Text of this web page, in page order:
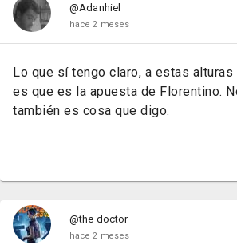
@Adanhiel
hace 2 meses
Lo que sí tengo claro, a estas
es que es la apuesta de Florentino.
también es cosa que digo.
@the doctor
hace 2 meses